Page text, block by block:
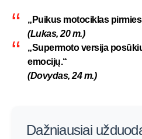
„Puikus motociklas
(Lukas, 20 m.)
„Supermoto versija
emocijų.“
(Dovydas, 24 m.)
Dažniausiai